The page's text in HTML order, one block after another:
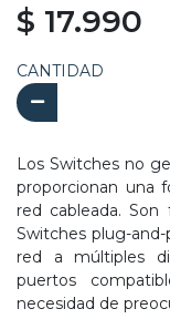
$ 17.990
CANTIDAD
Los Switches no
proporcionan una
red cableada.
Switches plug-
red a múltiples
puertos
necesidad de